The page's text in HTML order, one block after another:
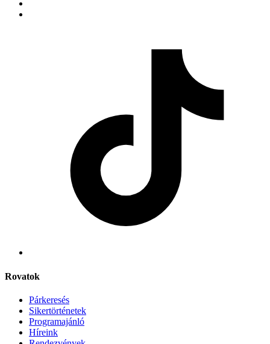
Rovatok
Párkeresés
Sikertörténetek
Programajánló
Híreink